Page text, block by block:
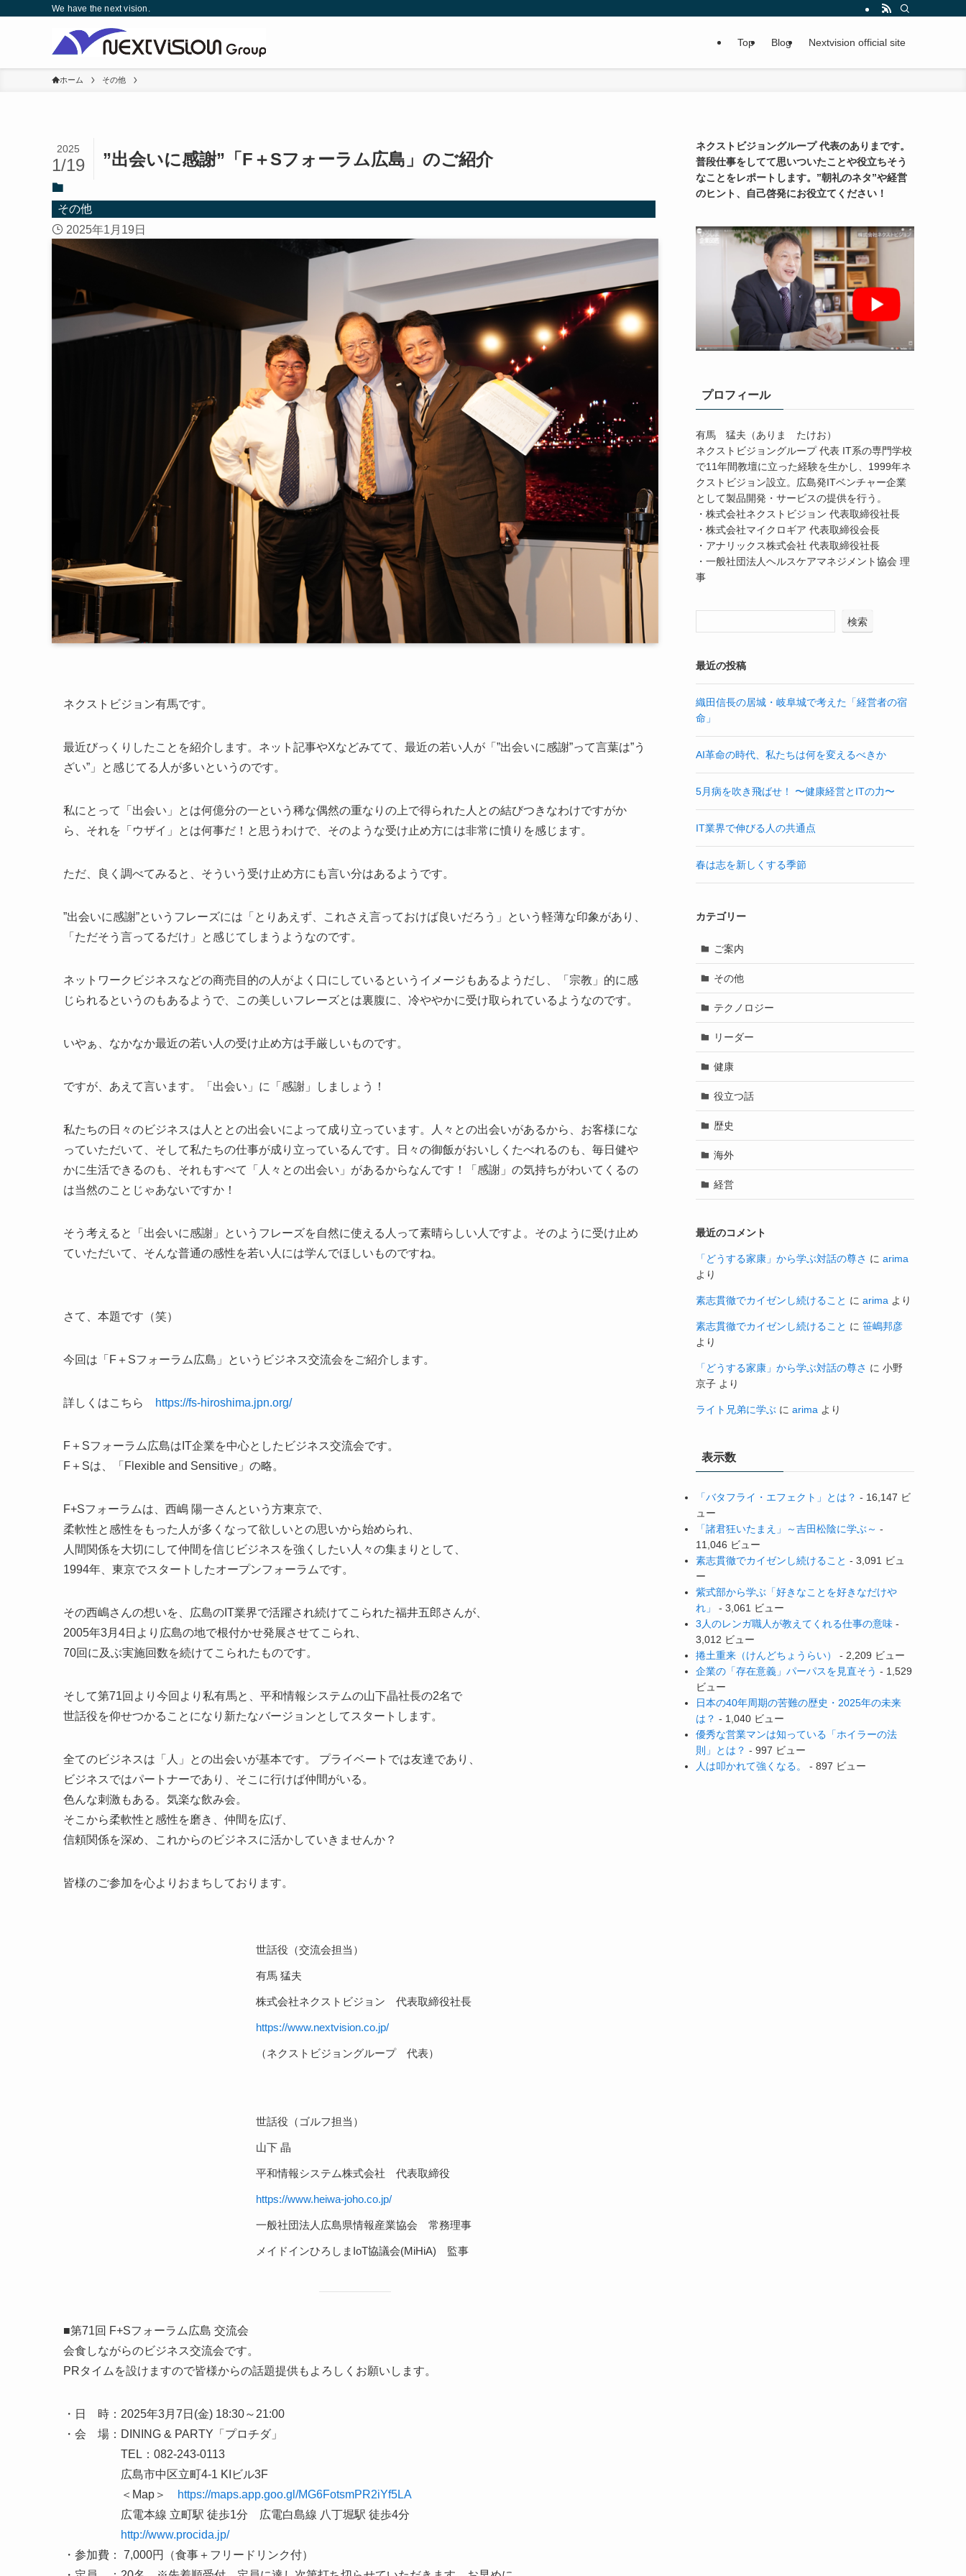
We have the next vision.
Top Blog Nextvision official site
ホーム その他
”出会いに感謝”「F＋Sフォーラム広島」のご紹介
2025
1/19
その他
2025年1月19日
ネクストビジョン有馬です。
最近びっくりしたことを紹介します。ネット記事やXなどみてて、最近の若い人が「”出会いに感謝”って言葉は”う
ざい”」と感じてる人が多いというのです。
私にとって「出会い」とは何億分の一という稀な偶然の重なりの上で得られた人との結びつきなわけですがか
ら、それを「ウザイ」とは何事だ！と思うわけで、そのような受け止め方には非常に憤りを感じます。
ただ、良く調べてみると、そういう受け止め方にも言い分はあるようです。
”出会いに感謝”というフレーズには「とりあえず、これさえ言っておけば良いだろう」という軽薄な印象があり、
「ただそう言ってるだけ」と感じてしまうようなのです。
ネットワークビジネスなどの商売目的の人がよく口にしているというイメージもあるようだし、「宗教」的に感
じられるというのもあるようで、この美しいフレーズとは裏腹に、冷ややかに受け取られているようなのです。
いやぁ、なかなか最近の若い人の受け止め方は手厳しいものです。
ですが、あえて言います。「出会い」に「感謝」しましょう！
私たちの日々のビジネスは人ととの出会いによって成り立っています。人々との出会いがあるから、お客様にな
っていただいて、そして私たちの仕事が成り立っているんです。日々の御飯がおいしくたべれるのも、毎日健や
かに生活できるのも、それもすべて「人々との出会い」があるからなんです！「感謝」の気持ちがわいてくるの
は当然のことじゃあないですか！
そう考えると「出会いに感謝」というフレーズを自然に使える人って素晴らしい人ですよ。そのように受け止め
ていただいて、そんな普通の感性を若い人には学んでほしいものですね。
さて、本題です（笑）
今回は「F＋Sフォーラム広島」というビジネス交流会をご紹介します。
詳しくはこちら https://fs-hiroshima.jpn.org/
F＋Sフォーラム広島はIT企業を中心としたビジネス交流会です。
F＋Sは、「Flexible and Sensitive」の略。
F+Sフォーラムは、西嶋 陽一さんという方東京で、
柔軟性と感性をもった人が多くなって欲しいとの思いから始められ、
人間関係を大切にして仲間を信じビジネスを強くしたい人々の集まりとして、
1994年、東京でスタートしたオープンフォーラムです。
その西嶋さんの想いを、広島のIT業界で活躍され続けてこられた福井五郎さんが、
2005年3月4日より広島の地で根付かせ発展させてこられ、
70回に及ぶ実施回数を続けてこられたものです。
そして第71回より今回より私有馬と、平和情報システムの山下晶社長の2名で
世話役を仰せつかることになり新たなバージョンとしてスタートします。
全てのビジネスは「人」との出会いが基本です。 プライベートでは友達であり、
ビジネスではパートナーであり、そこに行けば仲間がいる。
色んな刺激もある。気楽な飲み会。
そこから柔軟性と感性を磨き、仲間を広げ、
信頼関係を深め、これからのビジネスに活かしていきませんか？
皆様のご参加を心よりおまちしております。
世話役（交流会担当）
有馬 猛夫
株式会社ネクストビジョン 代表取締役社長
https://www.nextvision.co.jp/
（ネクストビジョングループ 代表）
世話役（ゴルフ担当）
山下 晶
平和情報システム株式会社 代表取締役
https://www.heiwa-joho.co.jp/
一般社団法人広島県情報産業協会 常務理事
メイドインひろしまIoT協議会(MiHiA) 監事
■第71回 F+Sフォーラム広島 交流会
会食しながらのビジネス交流会です。
PRタイムを設けますので皆様からの話題提供もよろしくお願いします。
・日 時：2025年3月7日(金) 18:30～21:00
・会 場：DINING & PARTY「プロチダ」
TEL：082-243-0113
広島市中区立町4-1 KIビル3F
＜Map＞
https://maps.app.goo.gl/MG6FotsmPR2iYf5LA
広電本線 立町駅 徒歩1分 広電白島線 八丁堀駅 徒歩4分
http://www.procida.jp/
・参加費： 7,000円（食事＋フリードリンク付）
ネクストビジョングループ 代表のありまです。
普段仕事をしてて思いついたことや役立ちそう
なことをレポートします。”朝礼のネタ”や経営
のヒント、自己啓発にお役立てください！
プロフィール
有馬 猛夫（ありま たけお）
ネクストビジョングループ 代表 IT系の専門学校
で11年間教壇に立った経験を生かし、1999年ネ
クストビジョン設立。広島発ITベンチャー企業
として製品開発・サービスの提供を行う。
・株式会社ネクストビジョン 代表取締役社長
・株式会社マイクロギア 代表取締役会長
・アナリックス株式会社 代表取締役社長
・一般社団法人ヘルスケアマネジメント協会 理
事
検索
最近の投稿
織田信長の居城・岐阜城で考えた「経営者の宿
命」
AI革命の時代、私たちは何を変えるべきか
5月病を吹き飛ばせ！ 〜健康経営とITの力〜
IT業界で伸びる人の共通点
春は志を新しくする季節
カテゴリー
ご案内
その他
テクノロジー
リーダー
健康
役立つ話
歴史
海外
経営
最近のコメント
「どうする家康」から学ぶ対話の尊さ に arima
より
素志貫徹でカイゼンし続けること に arima より
素志貫徹でカイゼンし続けること に 笹嶋邦彦
より
「どうする家康」から学ぶ対話の尊さ に 小野
京子 より
ライト兄弟に学ぶ に arima より
表示数
「バタフライ・エフェクト」とは？ - 16,147 ビ
ュー
「諸君狂いたまえ」～吉田松陰に学ぶ～ -
11,046 ビュー
素志貫徹でカイゼンし続けること - 3,091 ビュ
ー
紫式部から学ぶ「好きなことを好きなだけや
れ」
- 3,061 ビュー
3人のレンガ職人が教えてくれる仕事の意味 -
3,012 ビュー
捲土重来（けんどちょうらい）
- 2,209 ビュー
企業の「存在意義」パーパスを見直そう - 1,529
ビュー
日本の40年周期の苦難の歴史・2025年の未来
は？ - 1,040 ビュー
優秀な営業マンは知っている「ホイラーの法
則」とは？ - 997 ビュー
人は叩かれて強くなる。
- 897 ビュー